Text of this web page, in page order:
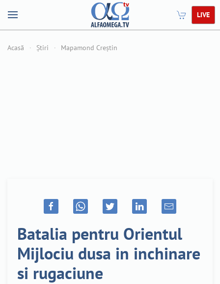
LIVE
Acasă Știri Mapamond Creștin
Batalia pentru Orientul
Mijlociu dusa in inchinare
si rugaciune